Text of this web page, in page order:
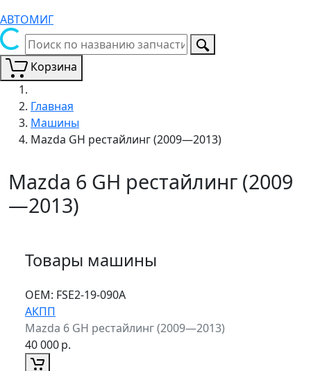
АВТОМИГ
Корзина
Главная
Машины
Mazda GH рестайлинг (2009—2013)
Mazda 6 GH рестайлинг (2009
—2013)
Товары машины
ОЕМ: FSE2-19-090A
АКПП
Mazda 6 GH рестайлинг (2009—2013)
40 000р.